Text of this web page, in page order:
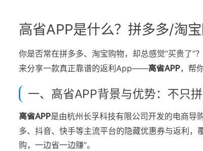
高省APP是什么？拼多多/淘
你是否常在拼多多、淘宝购物，却总感觉“买贵了”
来分享一款真正靠谱的返利App——高省APP，帮
一、高省APP背景与优势：不只
高省APP是由杭州长孚科技有限公司开发的电商导
多、抖音、快手等主流平台的隐藏优惠券与返利，
购，一边省一边赚”。